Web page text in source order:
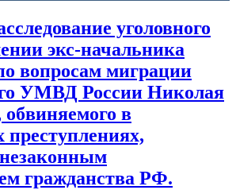
уголовного
экс-начальника
вопросам миграции
УМВД России Николая
обвиняемого в
гражданства РФ.